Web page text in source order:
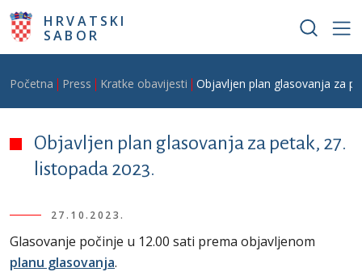
Skoči na glavni sadržaj
HRVATSKI
SABOR
Breadcrumb
Početna Press Kratke obavijesti Objavljen plan glasovanja za
Objavljen plan glasovanja za petak, 27.
listopada 2023.
27.10.2023.
Glasovanje počinje u 12.00 sati prema objavljenom
planu glasovanja.